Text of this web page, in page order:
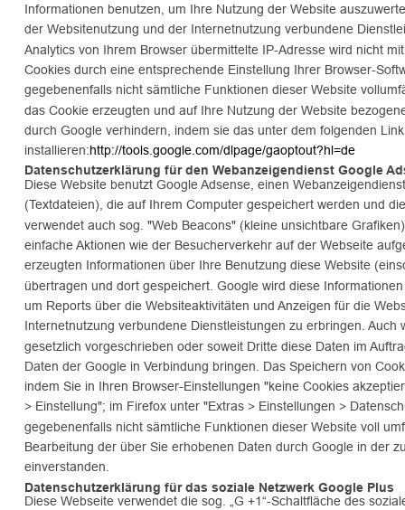
Informationen benutzen, um Ihre Nutzung der Website
der Websitenutzung und der Internetnutzung verbundene
Analytics von Ihrem Browser übermittelte IP-Adresse wird nicht
Cookies durch eine entsprechende Einstellung Ihrer Browser-
gegebenenfalls nicht sämtliche Funktionen dieser Website
das Cookie erzeugten und auf Ihre Nutzung der Website
durch Google verhindern, indem sie das unter dem folgenden
installieren:http://tools.google.com/dlpage/gaoptout?hl=de
Datenschutzerklärung für den Webanzeigendienst Google
Diese Website benutzt Google Adsense, einen
(Textdateien), die auf Ihrem Computer gespeichert werden und
verwendet auch sog. "Web Beacons" (kleine unsichtbare
einfache Aktionen wie der Besucherverkehr auf der Webseite
erzeugten Informationen über Ihre Benutzung diese Website
übertragen und dort gespeichert. Google wird diese
um Reports über die Websiteaktivitäten und Anzeigen für die
Internetnutzung verbundene Dienstleistungen zu erbringen.
gesetzlich vorgeschrieben oder soweit Dritte diese Daten im
Daten der Google in Verbindung bringen. Das Speichern von
indem Sie in Ihren Browser-Einstellungen "keine Cookies
> Einstellung"; im Firefox unter "Extras > Einstellungen >
gegebenenfalls nicht sämtliche Funktionen dieser Website voll
Bearbeitung der über Sie erhobenen Daten durch Google in der
einverstanden.
Datenschutzerklärung für das soziale Netzwerk Google Plus
Diese Webseite verwendet die sog. „G +1“-Schaltfläche des